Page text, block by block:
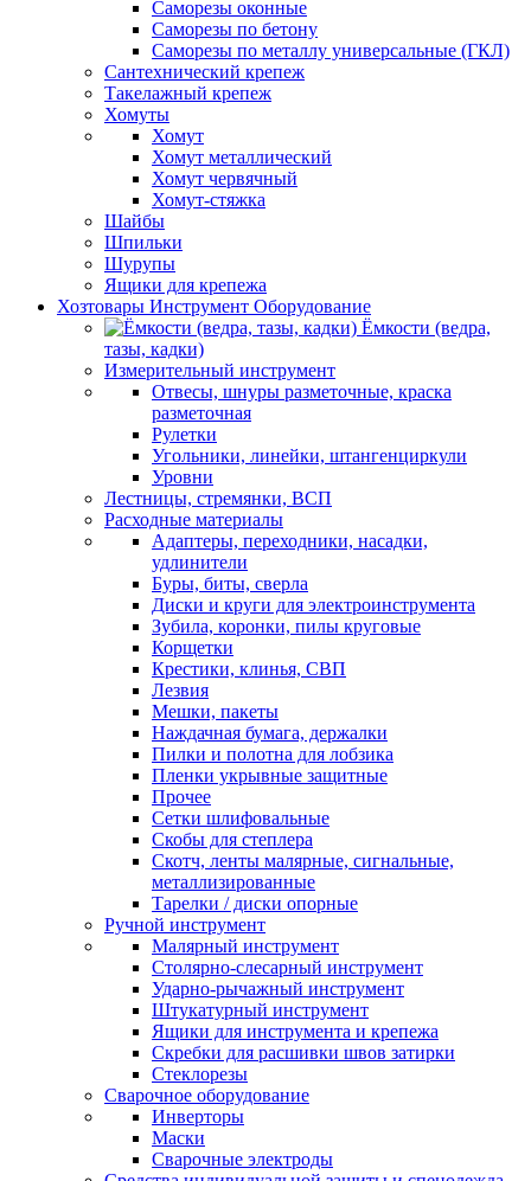
Саморезы оконные
Саморезы по бетону
Саморезы по металлу универсальные (ГКЛ)
Сантехнический крепеж
Такелажный крепеж
Хомуты
Хомут
Хомут металлический
Хомут червячный
Хомут-стяжка
Шайбы
Шпильки
Шурупы
Ящики для крепежа
Хозтовары Инструмент Оборудование
Ёмкости (ведра,
тазы, кадки)
Измерительный инструмент
Отвесы, шнуры разметочные, краска
разметочная
Рулетки
Угольники, линейки, штангенциркули
Уровни
Лестницы, стремянки, ВСП
Расходные материалы
Адаптеры, переходники, насадки,
удлинители
Буры, биты, сверла
Диски и круги для электроинструмента
Зубила, коронки, пилы круговые
Корщетки
Крестики, клинья, СВП
Лезвия
Мешки, пакеты
Наждачная бумага, держалки
Пилки и полотна для лобзика
Пленки укрывные защитные
Прочее
Сетки шлифовальные
Скобы для степлера
Скотч, ленты малярные, сигнальные,
металлизированные
Тарелки / диски опорные
Ручной инструмент
Малярный инструмент
Столярно-слесарный инструмент
Ударно-рычажный инструмент
Штукатурный инструмент
Ящики для инструмента и крепежа
Скребки для расшивки швов затирки
Стеклорезы
Сварочное оборудование
Инверторы
Маски
Сварочные электроды